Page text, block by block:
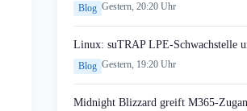
Blog Gestern, 20:20 Uhr
Linux: suTRAP LPE-Schwachstelle
Blog Gestern, 19:20 Uhr
Midnight Blizzard greift M365-